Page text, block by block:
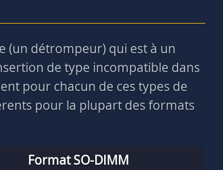
(un détrompeur) qui est à un
de type incompatible dans
pour chacun de ces types de
pour la plupart des formats
Format SO-DIMM